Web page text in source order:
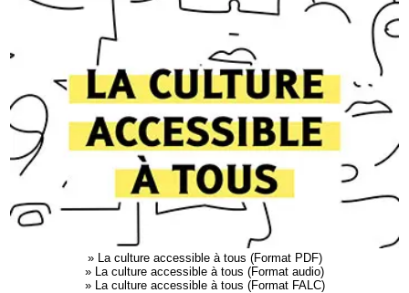
»
La culture accessible à tous (Format PDF)
»
La culture accessible à tous (Format audio)
»
La culture accessible à tous (Format FALC)